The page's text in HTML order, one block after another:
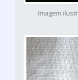
Imagem